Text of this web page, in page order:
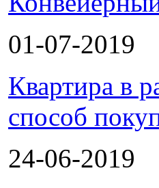
01-07-2019
Квартира в
способ
24-06-2019